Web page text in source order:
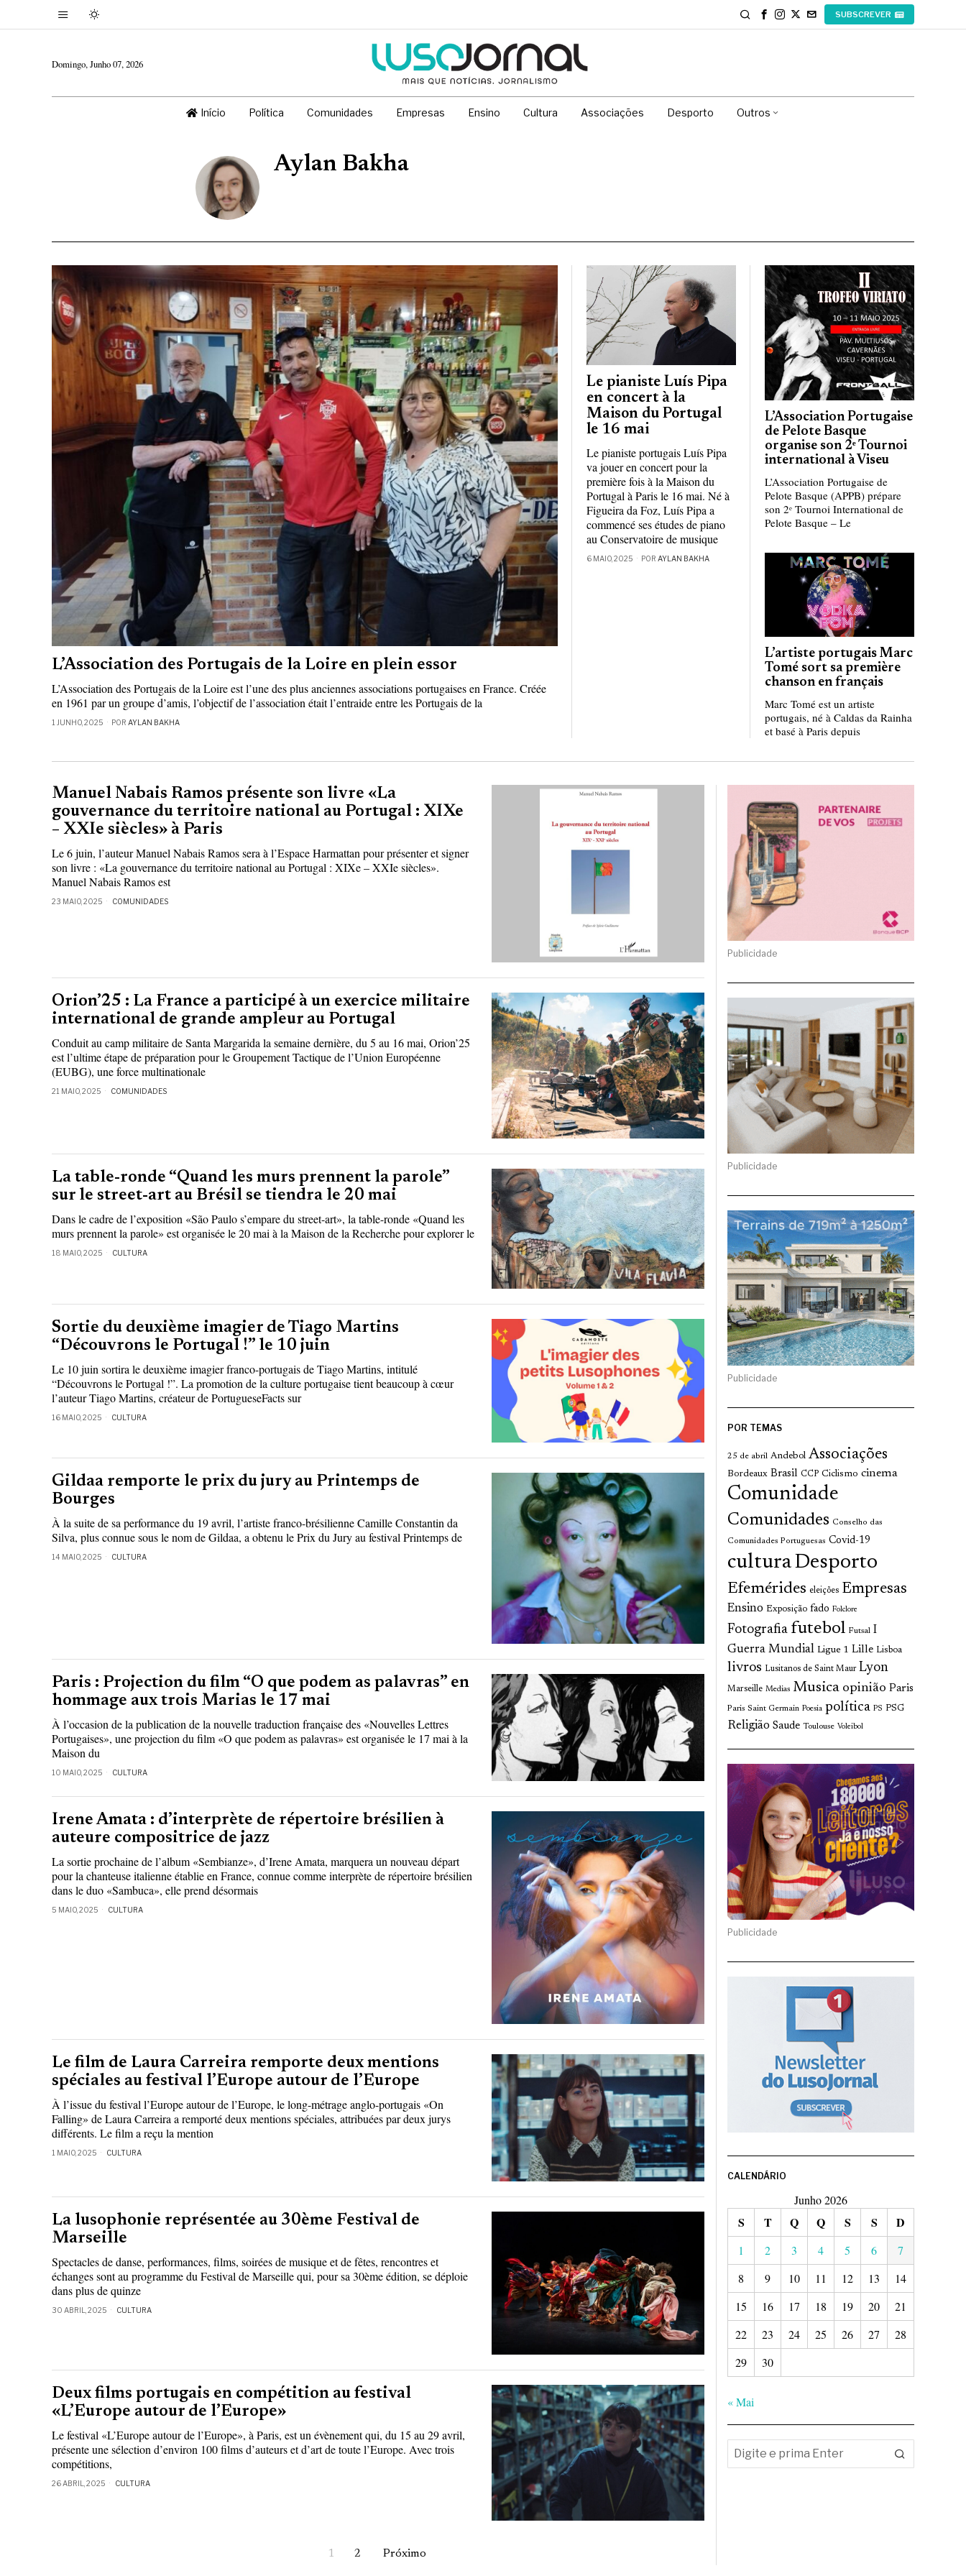
SUBSCREVER
Domingo, Junho 07, 2026
Início Política Comunidades Empresas Ensino Cultura Associações Desporto Outros
Aylan Bakha
L’Association des Portugais de la Loire en plein essor
L’Association des Portugais de la Loire est l’une des plus anciennes associations portugaises en France. Créée
en 1961 par un groupe d’amis, l’objectif de l’association était l’entraide entre les Portugais de la
1 JUNHO, 2025 POR AYLAN BAKHA
Le pianiste Luís Pipa
en concert à la
Maison du Portugal
le 16 mai
Le pianiste portugais Luís Pipa
va jouer en concert pour la
première fois à la Maison du
Portugal à Paris le 16 mai. Né à
Figueira da Foz, Luís Pipa a
commencé ses études de piano
au Conservatoire de musique
6 MAIO, 2025 POR AYLAN BAKHA
L’Association Portugaise
de Pelote Basque
organise son 2ᵉ Tournoi
international à Viseu
L’Association Portugaise de
Pelote Basque (APPB) prépare
son 2ᵉ Tournoi International de
Pelote Basque – Le
L’artiste portugais Marc
Tomé sort sa première
chanson en français
Marc Tomé est un artiste
portugais, né à Caldas da Rainha
et basé à Paris depuis
Manuel Nabais Ramos présente son livre «La
gouvernance du territoire national au Portugal : XIXe
– XXIe siècles» à Paris
Le 6 juin, l’auteur Manuel Nabais Ramos sera à l’Espace Harmattan pour présenter et signer
son livre : «La gouvernance du territoire national au Portugal : XIXe – XXIe siècles».
Manuel Nabais Ramos est
23 MAIO, 2025 COMUNIDADES
Orion’25 : La France a participé à un exercice militaire
international de grande ampleur au Portugal
Conduit au camp militaire de Santa Margarida la semaine dernière, du 5 au 16 mai, Orion’25
est l’ultime étape de préparation pour le Groupement Tactique de l’Union Européenne
(EUBG), une force multinationale
21 MAIO, 2025 COMUNIDADES
La table-ronde “Quand les murs prennent la parole”
sur le street-art au Brésil se tiendra le 20 mai
Dans le cadre de l’exposition «São Paulo s’empare du street-art», la table-ronde «Quand les
murs prennent la parole» est organisée le 20 mai à la Maison de la Recherche pour explorer le
18 MAIO, 2025 CULTURA
Sortie du deuxième imagier de Tiago Martins
“Découvrons le Portugal !” le 10 juin
Le 10 juin sortira le deuxième imagier franco-portugais de Tiago Martins, intitulé
“Découvrons le Portugal !”. La promotion de la culture portugaise tient beaucoup à cœur
l’auteur Tiago Martins, créateur de PortugueseFacts sur
16 MAIO, 2025 CULTURA
Gildaa remporte le prix du jury au Printemps de
Bourges
À la suite de sa performance du 19 avril, l’artiste franco-brésilienne Camille Constantin da
Silva, plus connue sous le nom de Gildaa, a obtenu le Prix du Jury au festival Printemps de
14 MAIO, 2025 CULTURA
Paris : Projection du film “O que podem as palavras” en
hommage aux trois Marias le 17 mai
À l’occasion de la publication de la nouvelle traduction française des «Nouvelles Lettres
Portugaises», une projection du film «O que podem as palavras» est organisée le 17 mai à la
Maison du
10 MAIO, 2025 CULTURA
Irene Amata : d’interprète de répertoire brésilien à
auteure compositrice de jazz
La sortie prochaine de l’album «Sembianze», d’Irene Amata, marquera un nouveau départ
pour la chanteuse italienne établie en France, connue comme interprète de répertoire brésilien
dans le duo «Sambuca», elle prend désormais
5 MAIO, 2025 CULTURA
Le film de Laura Carreira remporte deux mentions
spéciales au festival l’Europe autour de l’Europe
À l’issue du festival l’Europe autour de l’Europe, le long-métrage anglo-portugais «On
Falling» de Laura Carreira a remporté deux mentions spéciales, attribuées par deux jurys
différents. Le film a reçu la mention
1 MAIO, 2025 CULTURA
La lusophonie représentée au 30ème Festival de
Marseille
Spectacles de danse, performances, films, soirées de musique et de fêtes, rencontres et
échanges sont au programme du Festival de Marseille qui, pour sa 30ème édition, se déploie
dans plus de quinze
30 ABRIL, 2025 CULTURA
Deux films portugais en compétition au festival
«L’Europe autour de l’Europe»
Le festival «L’Europe autour de l’Europe», à Paris, est un évènement qui, du 15 au 29 avril,
présente une sélection d’environ 100 films d’auteurs et d’art de toute l’Europe. Avec trois
compétitions,
26 ABRIL, 2025 CULTURA
1 2 Próximo
Publicidade
Publicidade
Publicidade
POR TEMAS
25 de abril Andebol Associações
Bordeaux Brasil CCP Ciclismo cinema
Comunidade
Comunidades Conselho das
Comunidades Portuguesas Covid-19
culturaDesporto
Efemérides eleições Empresas
Ensino Exposição fado Folclore
Fotografia futebol Futsal I
Guerra Mundial Ligue 1 Lille Lisboa
livros Lusitanos de Saint Maur Lyon
Marseille Medias Musica opinião Paris
Paris Saint Germain Poesia política PS PSG
Religião Saude Toulouse Voleibol
Publicidade
CALENDÁRIO
Junho 2026
S T Q Q S S D
1 2 3 4 5 6
7
8
9 10 11 12 13
14
15
16 17 18 19 20
21
22
23 24 25 26 27
28
29
30
« Mai